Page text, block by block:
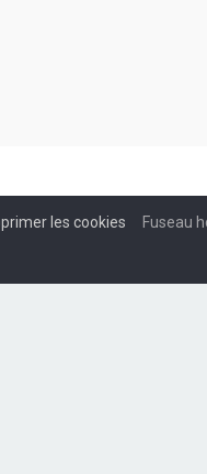
Fuseau
les cookies